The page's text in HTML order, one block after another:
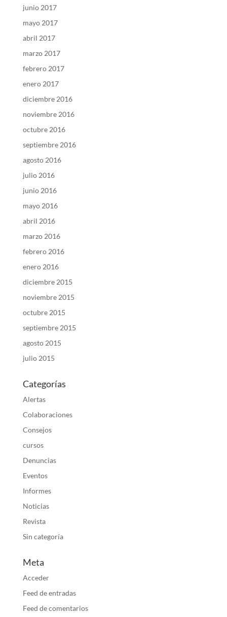
junio 2017
mayo 2017
abril 2017
marzo 2017
febrero 2017
enero 2017
diciembre 2016
noviembre 2016
octubre 2016
septiembre 2016
agosto 2016
julio 2016
junio 2016
mayo 2016
abril 2016
marzo 2016
febrero 2016
enero 2016
diciembre 2015
noviembre 2015
octubre 2015
septiembre 2015
agosto 2015
julio 2015
Categorías
Alertas
Colaboraciones
Consejos
cursos
Denuncias
Eventos
Informes
Noticias
Revista
Sin categoría
Meta
Acceder
Feed de entradas
Feed de comentarios